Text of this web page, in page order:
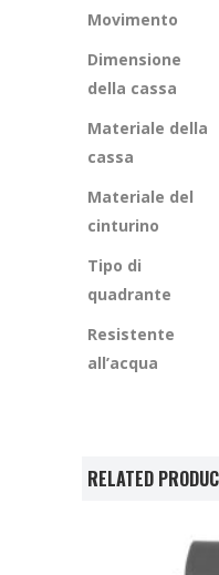
Movimento
Dimensione
della cassa
Materiale della
cassa
Materiale del
cinturino
Tipo di
quadrante
Resistente
all’acqua
RELATED